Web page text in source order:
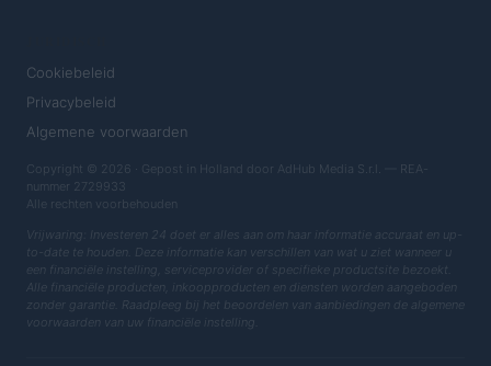
Cookiebeleid
Privacybeleid
Algemene voorwaarden
Copyright © 2026 · Gepost in Holland door AdHub Media S.r.l. — REA-
nummer 2729933
Alle rechten voorbehouden
Vrijwaring: Investeren 24 doet er alles aan om haar informatie accuraat en up-
to-date te houden. Deze informatie kan verschillen van wat u ziet wanneer u
een financiële instelling, serviceprovider of specifieke productsite bezoekt.
Alle financiële producten, inkoopproducten en diensten worden aangeboden
zonder garantie. Raadpleeg bij het beoordelen van aanbiedingen de algemene
voorwaarden van uw financiële instelling.